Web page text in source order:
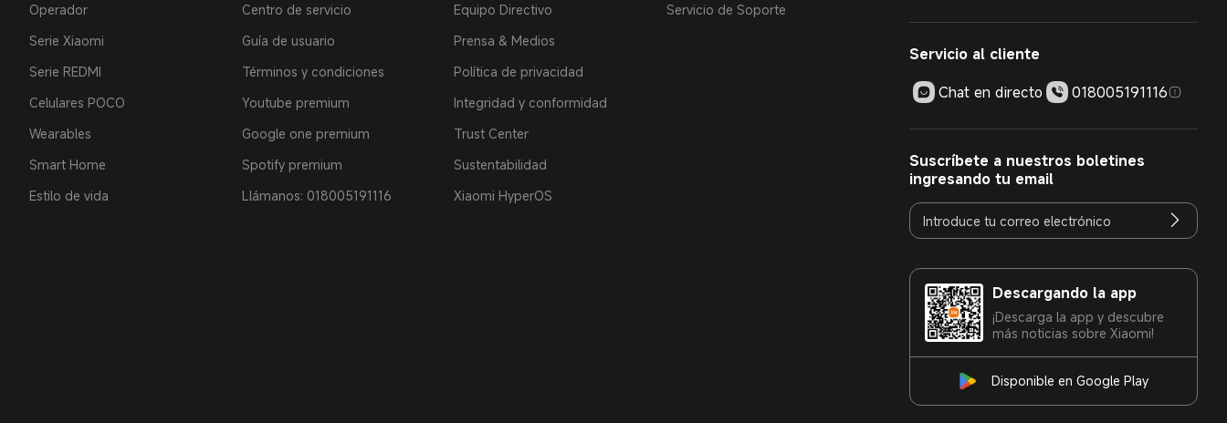
Operador
Serie Xiaomi
Serie REDMI
Celulares POCO
Wearables
Smart Home
Estilo de vida
Centro de servicio
Guía de usuario
Términos y condiciones
Youtube premium
Google one premium
Spotify premium
Llámanos: 018005191116
Equipo Directivo
Prensa & Medios
Política de privacidad
Integridad y conformidad
Trust Center
Sustentabilidad
Xiaomi HyperOS
Servicio de Soporte
Servicio al cliente
Chat en directo
018005191116
Suscríbete a nuestros boletines
ingresando tu email
Descargando la app
¡Descarga la app y descubre
más noticias sobre Xiaomi!
Disponible en Google Play